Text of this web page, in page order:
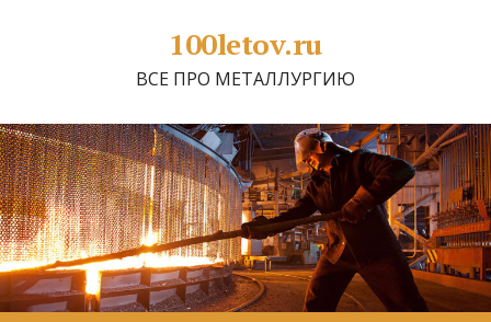
100letov.ru
ВСЕ ПРО МЕТАЛЛУРГИЮ